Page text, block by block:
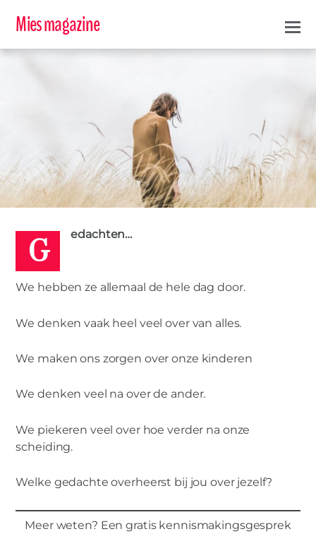
Mies magazine
YVONNE 11 JUNI 2019
MIES PARTNERS
de scheiding.
G edachten…
We hebben ze allemaal de hele dag door.
We denken vaak heel veel over van alles.
We maken ons zorgen over onze kinderen
We denken veel na over de ander.
We piekeren veel over hoe verder na onze
scheiding.
Welke gedachte overheerst bij jou over jezelf?
Meer weten? Een gratis kennismakingsgesprek